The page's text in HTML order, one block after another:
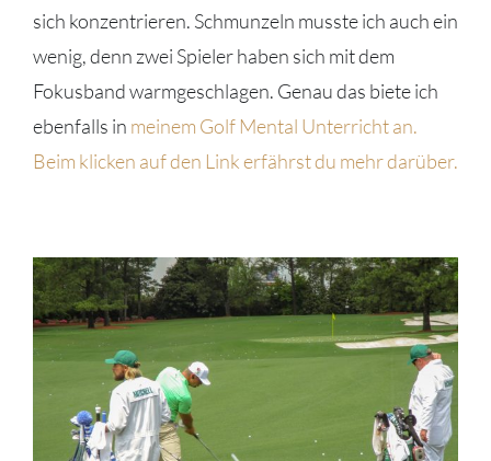
sich konzentrieren. Schmunzeln musste ich auch ein
wenig, denn zwei Spieler haben sich mit dem
Fokusband warmgeschlagen. Genau das biete ich
ebenfalls in meinem Golf Mental Unterricht an.
Beim klicken auf den Link erfährst du mehr darüber.